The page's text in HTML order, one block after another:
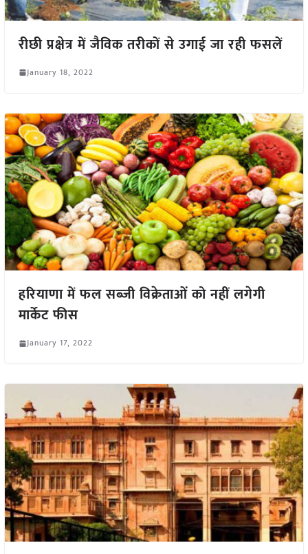
रीछी प्रक्षेत्र में जैविक तरीकों से उगाई जा रही फसलें
January 18, 2022
हरियाणा में फल सब्जी विक्रेताओं को नहीं लगेगी
मार्केट फीस
January 17, 2022